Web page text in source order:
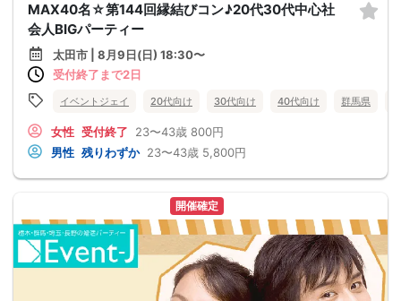
MAX40名☆第144回縁結びコン♪20代30代中心社
会人BIGパーティー
太田市 | 8月9日(日) 18:30〜
受付終了まで2日
イベントジェイ 20代向け 30代向け 40代向け 群馬県
女性 受付終了 23〜43歳 800円
男性 残りわずか 23〜43歳 5,800円
開催確定